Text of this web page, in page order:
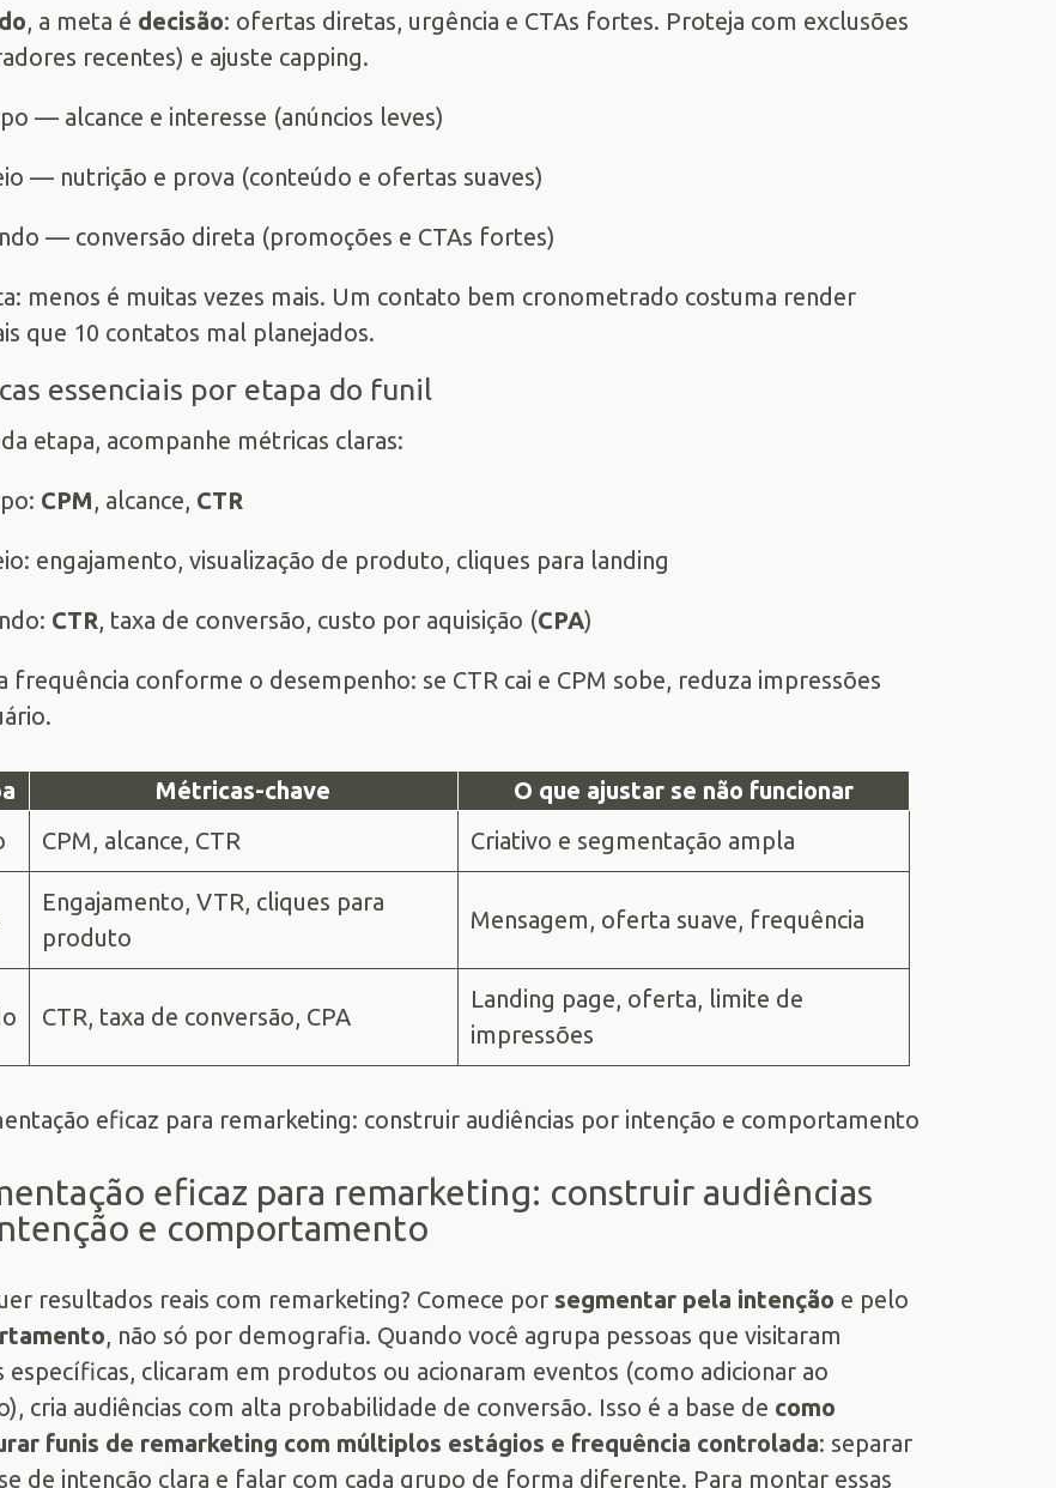
, a meta é decisão: ofertas diretas, urgência e CTAs fortes. Proteja com exclusões
recentes) e ajuste capping.
— alcance e interesse (anúncios leves)
— nutrição e prova (conteúdo e ofertas suaves)
— conversão direta (promoções e CTAs fortes)
menos é muitas vezes mais. Um contato bem cronometrado costuma render
que 10 contatos mal planejados.
essenciais por etapa do funil
etapa, acompanhe métricas claras:
CPM, alcance, CTR
engajamento, visualização de produto, cliques para landing
CTR, taxa de conversão, custo por aquisição (CPA)
frequência conforme o desempenho: se CTR cai e CPM sobe, reduza impressões
Métricas-chave
O que ajustar se não funcionar
CPM, alcance, CTR Criativo e segmentação ampla
Engajamento, VTR, cliques para
produto
Mensagem, oferta suave, frequência
CTR, taxa de conversão, CPA
Landing page, oferta, limite de
impressões
eficaz para remarketing: construir audiências
e comportamento
resultados reais com remarketing? Comece por segmentar pela intenção e pelo
, não só por demografia. Quando você agrupa pessoas que visitaram
específicas, clicaram em produtos ou acionaram eventos (como adicionar ao
cria audiências com alta probabilidade de conversão. Isso é a base de como
funis de remarketing com múltiplos estágios e frequência controlada: separar
de intenção clara e falar com cada grupo de forma diferente. Para montar essas